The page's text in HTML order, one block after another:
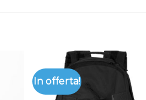
In offerta!